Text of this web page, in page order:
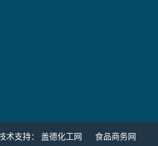
术支持： 盖德化工网 食品商务网